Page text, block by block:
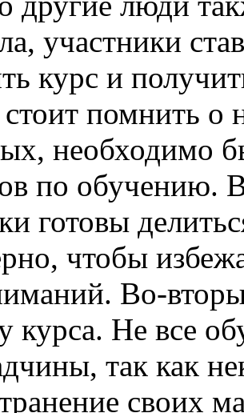
участники
курс и
помнить о
необходимо
по обучению.
готовы
чтобы
Во-
курса. Не все
так как
своих